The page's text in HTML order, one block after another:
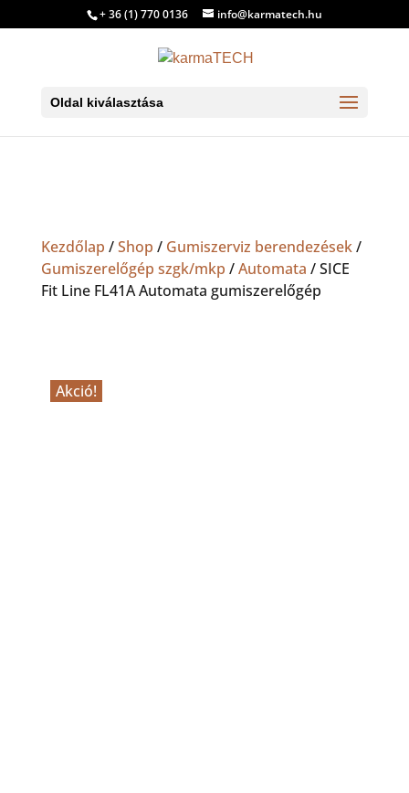
+ 36 (1) 770 0136 info@karmatech.hu
Oldal kiválasztása
Kezdőlap /Shop / Gumiszerviz berendezések/
Gumiszerelőgép szgk/mkp /Automata / SICE
Fit Line FL41A Automata gumiszerelőgép
Akció!